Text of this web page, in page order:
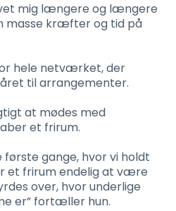
mig længere og længere
masse kræfter og tid på
hele netværket, der
til arrangementer.
at mødes med
et frirum.
første gange, hvor vi holdt
et frirum endelig at være
over, hvor underlige
er” fortæller hun.